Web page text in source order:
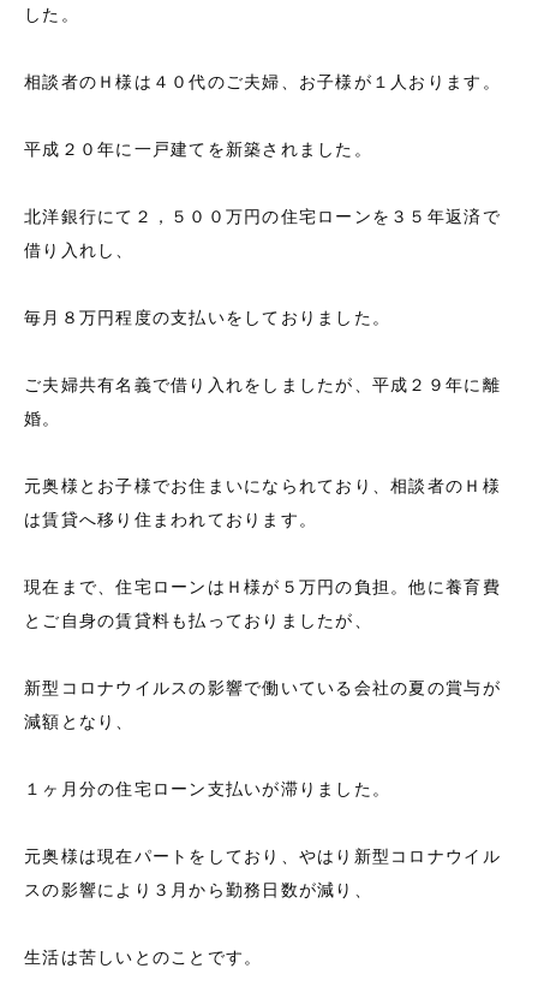
した。
相談者のＨ様は４０代のご夫婦、お子様が１人おります。
平成２０年に一戸建てを新築されました。
北洋銀行にて２，５００万円の住宅ローンを３５年返済で
借り入れし、
毎月８万円程度の支払いをしておりました。
ご夫婦共有名義で借り入れをしましたが、平成２９年に離
婚。
元奥様とお子様でお住まいになられており、相談者のＨ様
は賃貸へ移り住まわれております。
現在まで、住宅ローンはＨ様が５万円の負担。他に養育費
とご自身の賃貸料も払っておりましたが、
新型コロナウイルスの影響で働いている会社の夏の賞与が
減額となり、
１ヶ月分の住宅ローン支払いが滞りました。
元奥様は現在パートをしており、やはり新型コロナウイル
スの影響により３月から勤務日数が減り、
生活は苦しいとのことです。